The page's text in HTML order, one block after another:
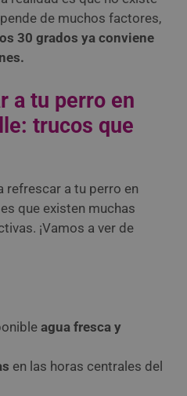
de muchos factores,
30 grados ya conviene
a tu perro en
trucos que
refrescar a tu perro en
que existen muchas
¡Vamos a ver de
agua fresca y
en las horas centrales del